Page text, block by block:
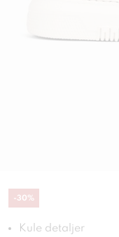
-30%
Kule detaljer